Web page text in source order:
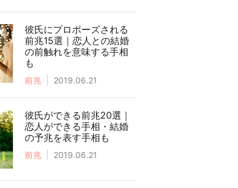
彼氏にプロポーズされる
前兆15選｜恋人との結婚
の前触れを意味する手相
も
前兆 2019.06.21
彼氏ができる前兆20選｜
恋人ができる手相・結婚
の予兆を表す手相も
前兆 2019.06.21